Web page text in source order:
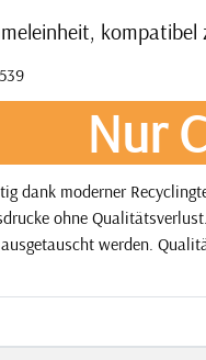
Nur
dank moderner
ohne
werden.